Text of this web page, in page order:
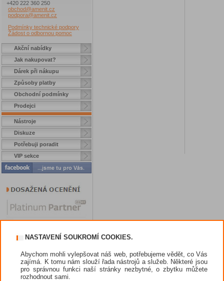
+420 222 360 250
obchod@amenit.cz
podpora@amenit.cz
Podmínky technické podpory
Žádost o odbornou pomoc
Akční nabídky
Jak nakupovat?
Dárek při nákupu
Způsoby platby
Obchodní podmínky
Prodejci
Nástroje
Diskuze
Potřebuji poradit
VIP sekce
NASTAVENÍ SOUKROMÍ COOKIES.
Abychom mohli vylepšovat náš web, potřebujeme vědět, co Vás
zajímá. K tomu nám slouží řada nástrojů a služeb. Některé jsou
pro správnou funkci naší stránky nezbytné, o zbytku můžete
rozhodnout sami.